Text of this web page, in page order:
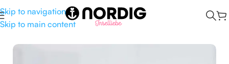
Skip to navigation
Skip to main content
Start /Taschen/Kulturbeutel